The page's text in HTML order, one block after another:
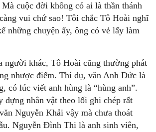
cuộc đời không có ai là thần thánh
vui chứ sao! Tôi chắc Tô Hoài nghĩ
những chuyện ấy, ông có vẻ lấy làm
người khác, Tô Hoài cũng thường phát
nhược điểm. Thí dụ, văn Anh Đức là
có lúc viết anh hùng là “hùng anh”.
dựng nhân vật theo lối ghi chép rất
Nguyễn Khải vậy mà chưa thoát
Nguyễn Đình Thi là anh sinh viên,